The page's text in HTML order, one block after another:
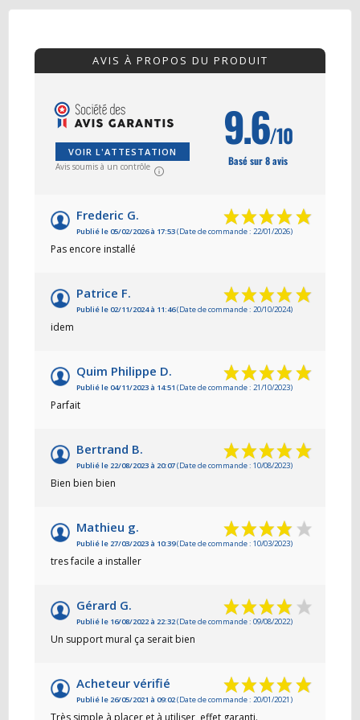
AVIS À PROPOS DU PRODUIT
VOIR L'ATTESTATION
Avis soumis à un contrôle
9.6/10
Basé sur 8 avis
Frederic G.
Publié le 05/02/2026 à 17:53(Date de commande : 22/01/2026)
Pas encore installé
Patrice F.
Publié le 02/11/2024 à 11:46(Date de commande : 20/10/2024)
idem
Quim Philippe D.
Publié le 04/11/2023 à 14:51 (Date de commande : 21/10/2023)
Parfait
Bertrand B.
Publié le 22/08/2023 à 20:07(Date de commande : 10/08/2023)
Bien bien bien
Mathieu g.
Publié le 27/03/2023 à 10:39(Date de commande : 10/03/2023)
tres facile a installer
Gérard G.
Publié le 16/08/2022 à 22:32(Date de commande : 09/08/2022)
Un support mural ça serait bien
Acheteur vérifié
Publié le 26/05/2021 à 09:02(Date de commande : 20/01/2021)
Très simple à placer et à utiliser, effet garanti.